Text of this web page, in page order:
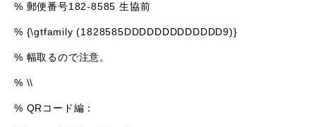
% 郵便番号182-8585 生協前
% {\gtfamily (1828585DDDDDDDDDDDDD9)}
% 幅取るので注意。
% \\
% QRコード編：